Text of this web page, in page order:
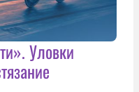
Уловки